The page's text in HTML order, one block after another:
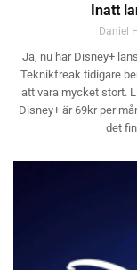
Inatt
Daniel
Ja, nu har Disney+
Teknikfreak tidigare
att vara mycket stort.
Disney+ är 69kr per
det